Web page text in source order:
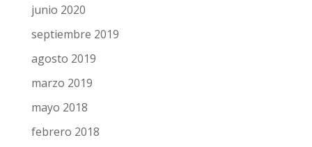
junio 2020
septiembre 2019
agosto 2019
marzo 2019
mayo 2018
febrero 2018